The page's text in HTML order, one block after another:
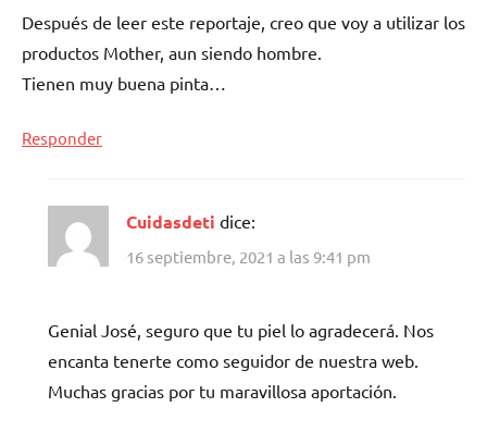
Después de leer este reportaje, creo que voy a utilizar los
productos Mother, aun siendo hombre.
Tienen muy buena pinta…
Responder
Cuidasdeti dice:
16 septiembre, 2021 a las 9:41 pm
Genial José, seguro que tu piel lo agradecerá. Nos
encanta tenerte como seguidor de nuestra web.
Muchas gracias por tu maravillosa aportación.